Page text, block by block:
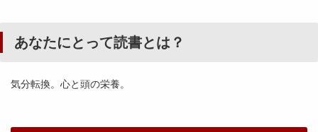
あなたにとって読書とは？
気分転換。心と頭の栄養。